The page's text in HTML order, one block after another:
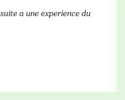
suite a une experience du